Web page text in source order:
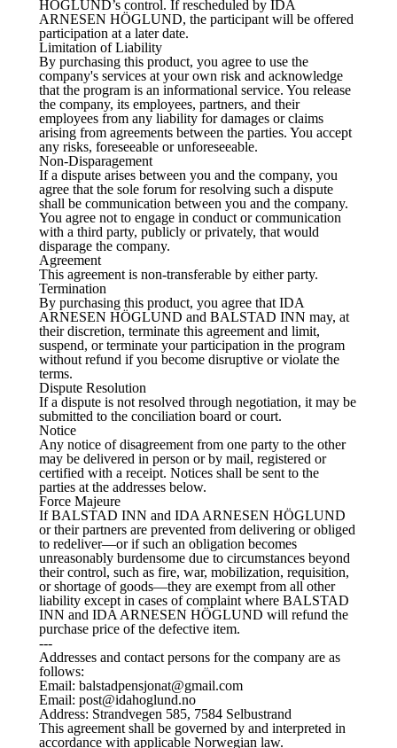
HÖGLUND’s control. If rescheduled by IDA
ARNESEN HÖGLUND, the participant will be offered
participation at a later date.
Limitation of Liability
By purchasing this product, you agree to use the
company's services at your own risk and acknowledge
that the program is an informational service. You release
the company, its employees, partners, and their
employees from any liability for damages or claims
arising from agreements between the parties. You accept
any risks, foreseeable or unforeseeable.
Non-Disparagement
If a dispute arises between you and the company, you
agree that the sole forum for resolving such a dispute
shall be communication between you and the company.
You agree not to engage in conduct or communication
with a third party, publicly or privately, that would
disparage the company.
Agreement
This agreement is non-transferable by either party.
Termination
By purchasing this product, you agree that IDA
ARNESEN HÖGLUND and BALSTAD INN may, at
their discretion, terminate this agreement and limit,
suspend, or terminate your participation in the program
without refund if you become disruptive or violate the
terms.
Dispute Resolution
If a dispute is not resolved through negotiation, it may be
submitted to the conciliation board or court.
Notice
Any notice of disagreement from one party to the other
may be delivered in person or by mail, registered or
certified with a receipt. Notices shall be sent to the
parties at the addresses below.
Force Majeure
If BALSTAD INN and IDA ARNESEN HÖGLUND
or their partners are prevented from delivering or obliged
to redeliver—or if such an obligation becomes
unreasonably burdensome due to circumstances beyond
their control, such as fire, war, mobilization, requisition,
or shortage of goods—they are exempt from all other
liability except in cases of complaint where BALSTAD
INN and IDA ARNESEN HÖGLUND will refund the
purchase price of the defective item.
---
Addresses and contact persons for the company are as
follows:
Email: balstadpensjonat@gmail.com
Email: post@idahoglund.no
Address: Strandvegen 585, 7584 Selbustrand
This agreement shall be governed by and interpreted in
accordance with applicable Norwegian law.